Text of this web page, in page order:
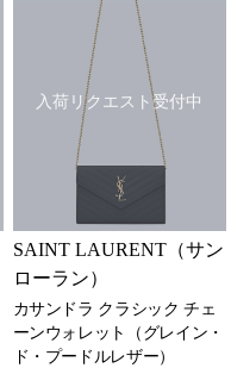
入荷リクエスト受付中
SAINT LAURENT（サン
ローラン）
カサンドラ クラシック チェ
ーンウォレット（グレイン・
ド・プードルレザー）